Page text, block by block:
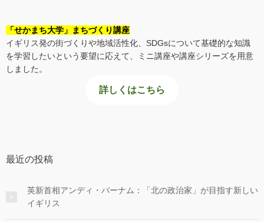
「せかまち大学」まちづくり講座
イギリス発の街づくりや地域活性化、SDGsについて基礎的な知識
を学習したいという要望に応えて、ミニ講座や講座シリーズを用意
しました。
詳しくはこちら
最近の投稿
英新首相アンディ・バーナム：「北の政治家」が目指す新しい
イギリス